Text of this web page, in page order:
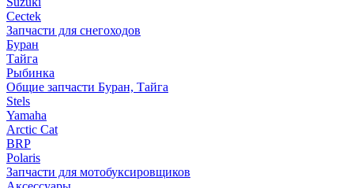
Cectek
Запчасти для снегоходов
Буран
Тайга
Рыбинка
Общие запчасти Буран, Тайга
Stels
Yamaha
Arctic Cat
BRP
Polaris
Запчасти для мотобуксировщиков